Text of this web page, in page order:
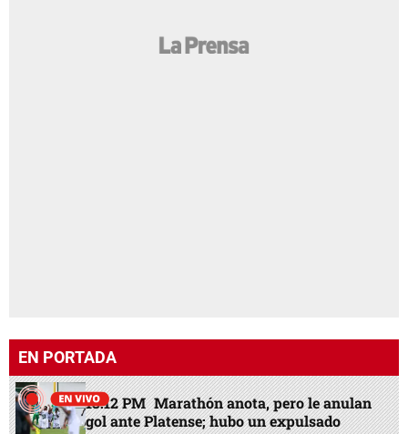
EN PORTADA
13:12 PM Marathón anota, pero le anulan
gol ante Platense; hubo un expulsado